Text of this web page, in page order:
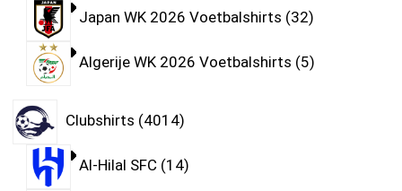
Japan WK 2026 Voetbalshirts 32
Algerije WK 2026 Voetbalshirts 5
Clubshirts 4014
Al-Hilal SFC 14